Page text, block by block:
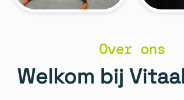
Over ons
Welkom bij